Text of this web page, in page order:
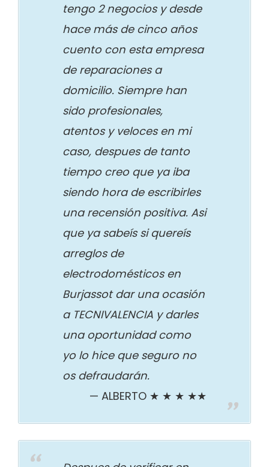
tengo 2 negocios y desde
hace más de cinco años
cuento con esta empresa
de reparaciones a
domicilio. Siempre han
sido profesionales,
atentos y veloces en mi
caso, despues de tanto
tiempo creo que ya iba
siendo hora de escribirles
una recensión positiva. Asi
que ya sabeís si quereís
arreglos de
electrodomésticos en
Burjassot dar una ocasión
a TECNIVALENCIA y darles
una oportunidad como
yo lo hice que seguro no
os defraudarán.
ALBERTO ★ ★ ★ ★★